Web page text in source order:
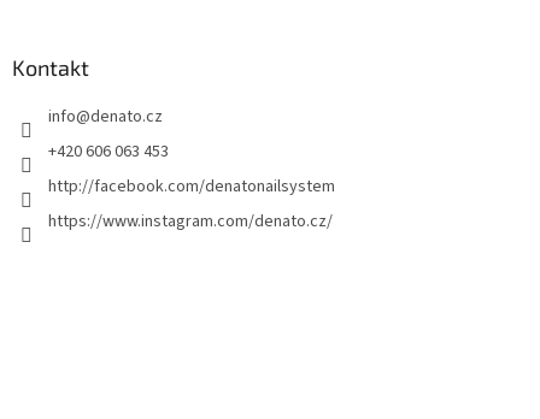
Kontakt
info@denato.cz
+420 606 063 453
http://facebook.com/denatonailsystem
https://www.instagram.com/denato.cz/